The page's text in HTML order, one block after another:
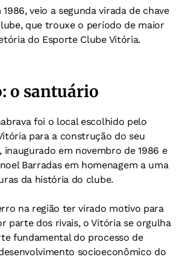
veio a segunda virada de chave
que trouxe o período de maior
do Esporte Clube Vitória.
o santuário
foi o local escolhido pelo
para a construção do seu
em novembro de 1986 e
Barradas em homenagem a uma
da história do clube.
na região ter virado motivo para
parte dos rivais, o Vitória se orgulha
fundamental do processo de
socioeconômico do